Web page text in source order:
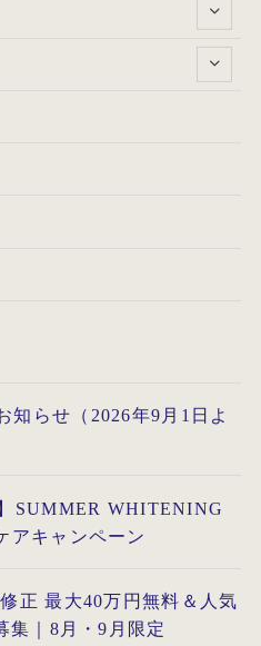
知らせ（2026年9月1日よ
SUMMER WHITENING
アキャンペーン
正 最大40万円無料＆人気
集｜8月・9月限定